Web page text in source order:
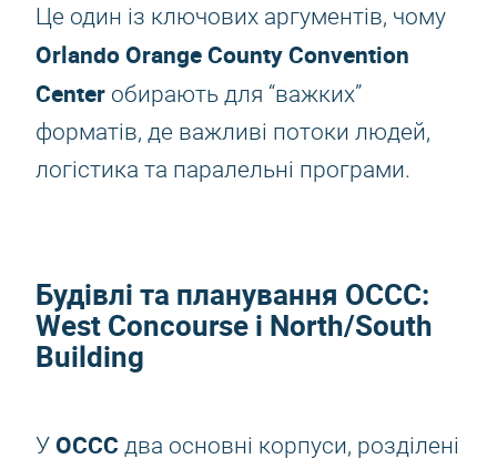
Це один із ключових аргументів, чому
Orlando Orange County Convention
Center обирають для “важких”
форматів, де важливі потоки людей,
логістика та паралельні програми.
Будівлі та планування OCCC:
West Concourse і North/South
Building
У OCCC два основні корпуси, розділені